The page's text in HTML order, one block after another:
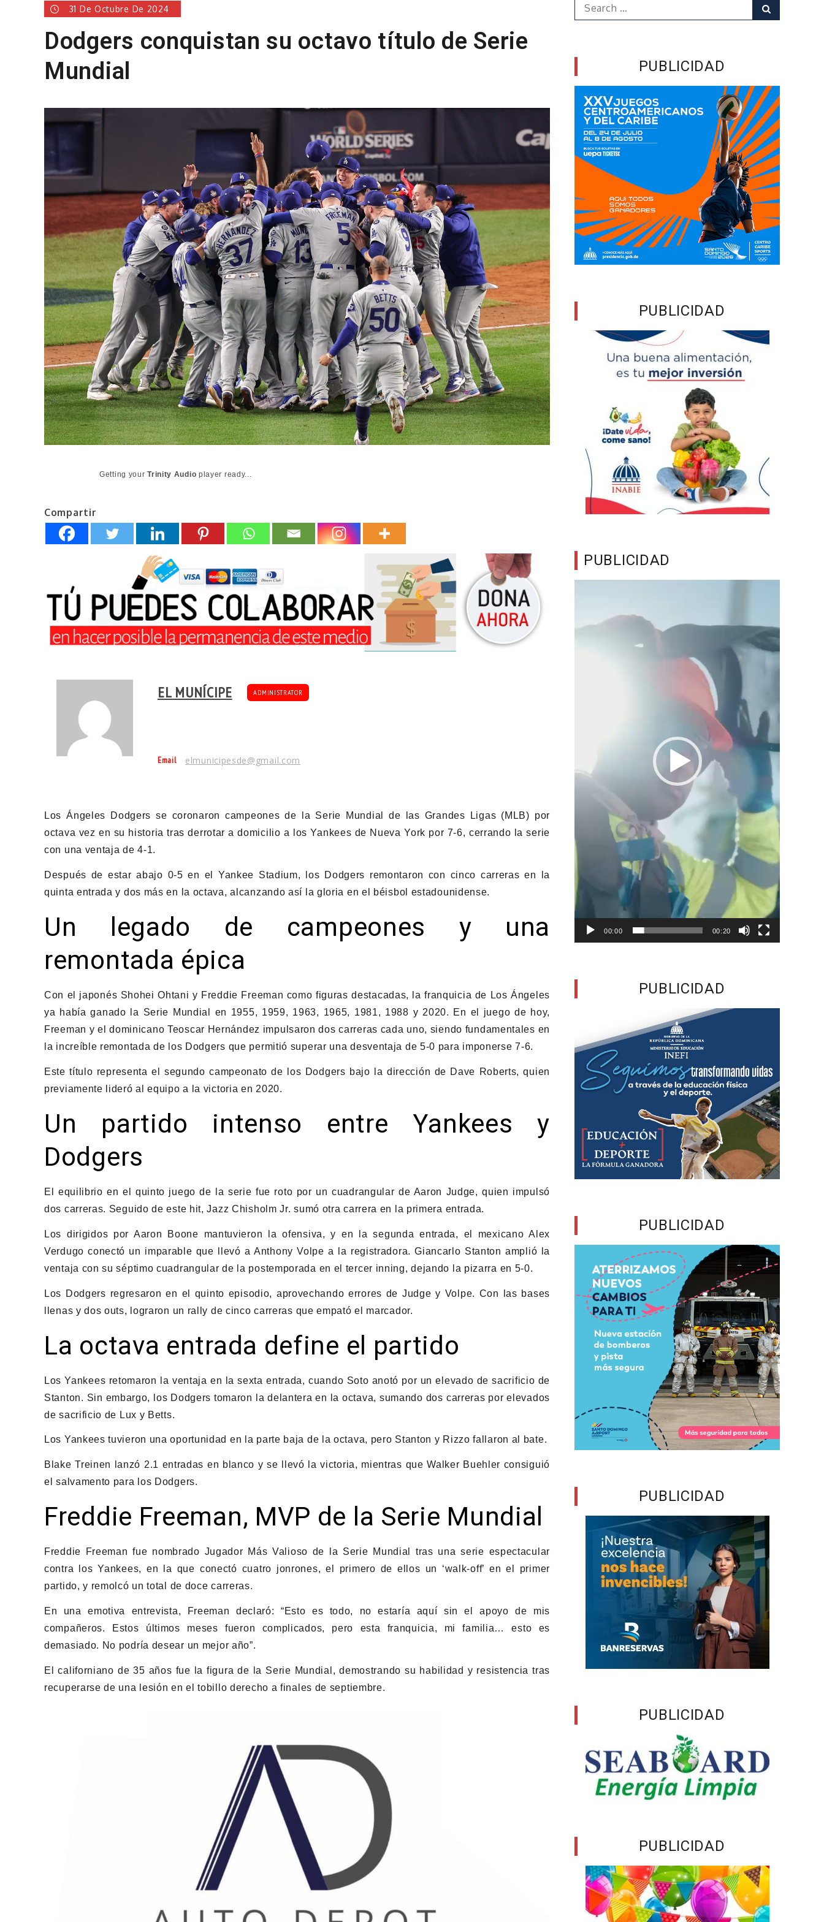
31 De Octubre De 2024
Dodgers conquistan su octavo título de Serie
Mundial
Getting yourTrinity Audio player ready...
Compartir
EL MUNÍCIPE ADMINISTRATOR
Email elmunicipesde@gmail.com
Los Ángeles Dodgers se coronaron campeones de la Serie Mundial de las Grandes Ligas (MLB) por
octava vez en su historia tras derrotar a domicilio a los Yankees de Nueva York por 7-6, cerrando la serie
con una ventaja de 4-1.
Después de estar abajo 0-5 en el Yankee Stadium, los Dodgers remontaron con cinco carreras en la
quinta entrada y dos más en la octava, alcanzando así la gloria en el béisbol estadounidense.
Un legado de campeones y una
remontada épica
Con el japonés Shohei Ohtani y Freddie Freeman como figuras destacadas, la franquicia de Los Ángeles
ya había ganado la Serie Mundial en 1955, 1959, 1963, 1965, 1981, 1988 y 2020. En el juego de hoy,
Freeman y el dominicano Teoscar Hernández impulsaron dos carreras cada uno, siendo fundamentales en
la increíble remontada de los Dodgers que permitió superar una desventaja de 5-0 para imponerse 7-6.
Este título representa el segundo campeonato de los Dodgers bajo la dirección de Dave Roberts, quien
previamente lideró al equipo a la victoria en 2020.
Un partido intenso entre Yankees y
Dodgers
El equilibrio en el quinto juego de la serie fue roto por un cuadrangular de Aaron Judge, quien impulsó
dos carreras. Seguido de este hit, Jazz Chisholm Jr. sumó otra carrera en la primera entrada.
Los dirigidos por Aaron Boone mantuvieron la ofensiva, y en la segunda entrada, el mexicano Alex
Verdugo conectó un imparable que llevó a Anthony Volpe a la registradora. Giancarlo Stanton amplió la
ventaja con su séptimo cuadrangular de la postemporada en el tercer inning, dejando la pizarra en 5-0.
Los Dodgers regresaron en el quinto episodio, aprovechando errores de Judge y Volpe. Con las bases
llenas y dos outs, lograron un rally de cinco carreras que empató el marcador.
La octava entrada define el partido
Los Yankees retomaron la ventaja en la sexta entrada, cuando Soto anotó por un elevado de sacrificio de
Stanton. Sin embargo, los Dodgers tomaron la delantera en la octava, sumando dos carreras por elevados
de sacrificio de Lux y Betts.
Los Yankees tuvieron una oportunidad en la parte baja de la octava, pero Stanton y Rizzo fallaron al bate.
Blake Treinen lanzó 2.1 entradas en blanco y se llevó la victoria, mientras que Walker Buehler consiguió
el salvamento para los Dodgers.
Freddie Freeman, MVP de la Serie Mundial
Freddie Freeman fue nombrado Jugador Más Valioso de la Serie Mundial tras una serie espectacular
contra los Yankees, en la que conectó cuatro jonrones, el primero de ellos un ‘walk-off’ en el primer
partido, y remolcó un total de doce carreras.
En una emotiva entrevista, Freeman declaró: “Esto es todo, no estaría aquí sin el apoyo de mis
compañeros. Estos últimos meses fueron complicados, pero esta franquicia, mi familia… esto es
demasiado. No podría desear un mejor año”.
El californiano de 35 años fue la figura de la Serie Mundial, demostrando su habilidad y resistencia tras
recuperarse de una lesión en el tobillo derecho a finales de septiembre.
for:
PUBLICIDAD
PUBLICIDAD
PUBLICIDAD
00:00 00:20
PUBLICIDAD
PUBLICIDAD
PUBLICIDAD
PUBLICIDAD
PUBLICIDAD